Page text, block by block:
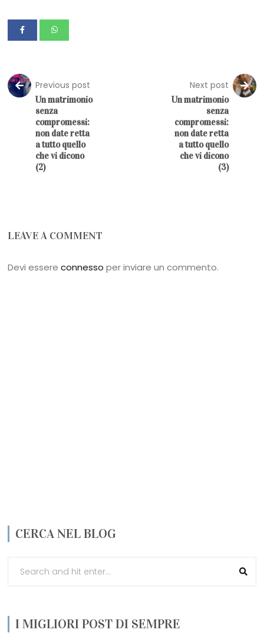
Previous post
Un matrimonio
senza
compromessi:
non date retta
a tutto quello
che vi dicono
(2)
Next post
Un matrimonio
senza
compromessi:
non date retta
a tutto quello
che vi dicono
(3)
LEAVE A COMMENT
Devi essereconnesso per inviare un commento.
CERCA NEL BLOG
I MIGLIORI POST DI SEMPRE